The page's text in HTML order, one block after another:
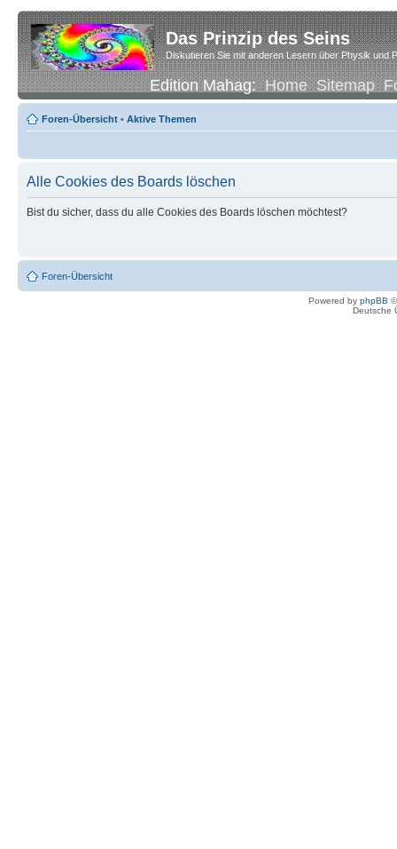
Das Prinzip des Seins
Diskutieren Sie mit anderen Lesern über Physik und
Edition Mahag:Home Sitemap
Foren-Übersicht • Aktive Themen
Alle Cookies des Boards löschen
Bist du sicher, dass du alle Cookies des Boards löschen möchtest?
Foren-Übersicht
Powered by phpBB
Deutsche